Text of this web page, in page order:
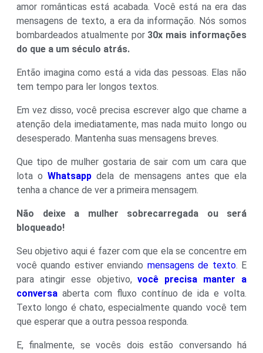
amor românticas está acabada. Você está na era das
mensagens de texto, a era da informação. Nós somos
bombardeados atualmente por 30x mais informações
do que a um século atrás.
Então imagina como está a vida das pessoas. Elas não
tem tempo para ler longos textos.
Em vez disso, você precisa escrever algo que chame a
atenção dela imediatamente, mas nada muito longo ou
desesperado. Mantenha suas mensagens breves.
Que tipo de mulher gostaria de sair com um cara que
lota oWhatsapp dela de mensagens antes que ela
tenha a chance de ver a primeira mensagem.
Não deixe a mulher sobrecarregada ou será
bloqueado!
Seu objetivo aqui é fazer com que ela se concentre em
você quando estiver enviando mensagens de texto. E
para atingir esse objetivo,você precisa manter a
conversa aberta com fluxo contínuo de ida e volta.
Texto longo é chato, especialmente quando você tem
que esperar que a outra pessoa responda.
E, finalmente, se vocês dois estão conversando há